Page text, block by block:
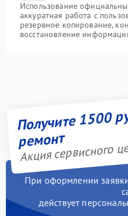
Использование
аккуратная работа с
резервное копирование,
восстановление
Получите 1500
ремонт
Акция сервисного
При оформлении
действует